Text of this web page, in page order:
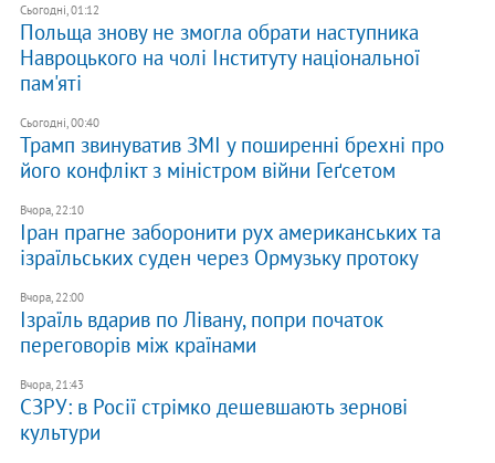
Сьогодні, 01:12
Польща знову не змогла обрати наступника
Навроцького на чолі Інституту національної
пам'яті
Сьогодні, 00:40
Трамп звинуватив ЗМІ у поширенні брехні про
його конфлікт з міністром війни Геґсетом
Вчора, 22:10
Іран прагне заборонити рух американських та
ізраїльських суден через Ормузьку протоку
Вчора, 22:00
Ізраїль вдарив по Лівану, попри початок
переговорів між країнами
Вчора, 21:43
СЗРУ: в Росії стрімко дешевшають зернові
культури